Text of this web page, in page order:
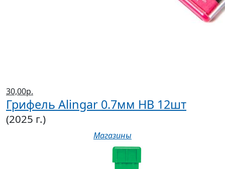
30,00р.
Грифель Alingar 0.7мм HB 12шт
(2025 г.)
Магазины